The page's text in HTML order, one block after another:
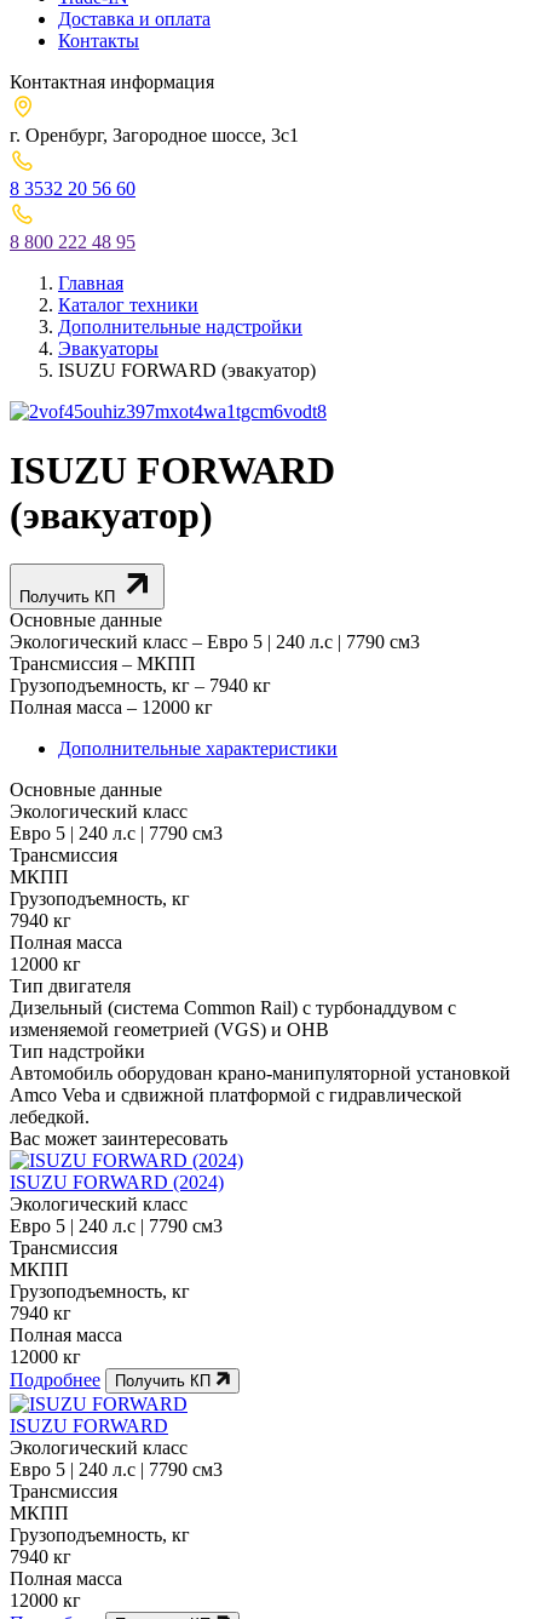
Доставка и оплата
Контакты
Контактная информация
г. Оренбург, Загородное шоссе, 3с1
8 3532 20 56 60
8 800 222 48 95
Главная
Каталог техники
Дополнительные надстройки
Эвакуаторы
ISUZU FORWARD (эвакуатор)
ISUZU FORWARD
(эвакуатор)
Получить КП
Основные данные
Экологический класс – Евро 5 | 240 л.с | 7790 см3
Трансмиссия – МКПП
Грузоподъемность, кг – 7940 кг
Полная масса – 12000 кг
Дополнительные характеристики
Основные данные
Экологический класс
Евро 5 | 240 л.с | 7790 см3
Трансмиссия
МКПП
Грузоподъемность, кг
7940 кг
Полная масса
12000 кг
Тип двигателя
Дизельный (система Common Rail) с турбонаддувом с
изменяемой геометрией (VGS) и ОНВ
Тип надстройки
Автомобиль оборудован крано-манипуляторной установкой
Amco Veba и сдвижной платформой с гидравлической
лебедкой.
Вас может заинтересовать
ISUZU FORWARD (2024)
Экологический класс
Евро 5 | 240 л.с | 7790 см3
Трансмиссия
МКПП
Грузоподъемность, кг
7940 кг
Полная масса
12000 кг
Подробнее
Получить КП
ISUZU FORWARD
Экологический класс
Евро 5 | 240 л.с | 7790 см3
Трансмиссия
МКПП
Грузоподъемность, кг
7940 кг
Полная масса
12000 кг